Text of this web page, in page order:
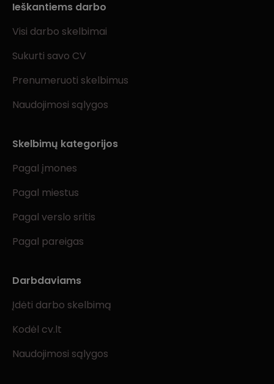
Ieškantiems darbo
Visi darbo skelbimai
Sukurti savo CV
Prenumeruoti skelbimus
Naudojimosi sąlygos
Skelbimų kategorijos
Pagal įmones
Pagal miestus
Pagal verslo sritis
Pagal pareigas
Darbdaviams
Įdėti darbo skelbimą
Kodėl cv.lt
Naudojimosi sąlygos